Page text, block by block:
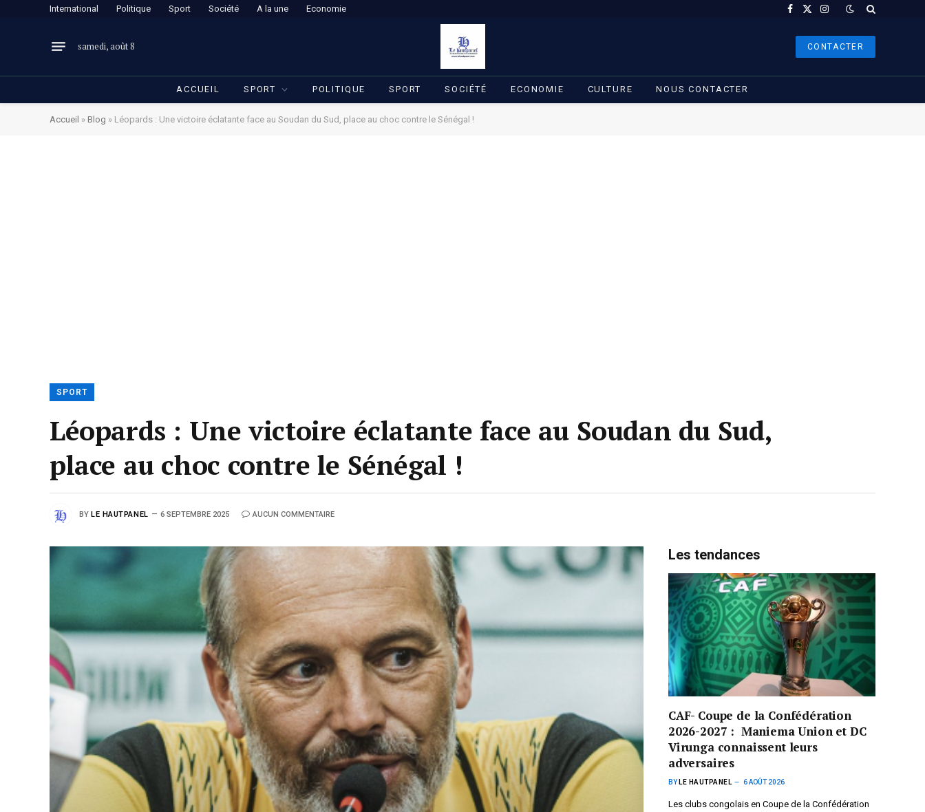
International Politique Sport Société A la une Economie Facebook
X
Instagram
samedi, août 8 CONTACTER
ACCUEIL SPORT POLITIQUE SPORT SOCIÉTÉ ECONOMIE CULTURE NOUS CONTACTER
Accueil » Blog » Léopards : Une victoire éclatante face au Soudan du Sud, place au choc contre le Sénégal !
SPORT
Léopards : Une victoire éclatante face au Soudan du Sud,
place au choc contre le Sénégal !
BY LE HAUTPANEL 6 SEPTEMBRE 2025 AUCUN COMMENTAIRE
Les tendances
CAF- Coupe de la Confédération
2026-2027 : Maniema Union et DC
Virunga connaissent leurs
adversaires
BY LE HAUTPANEL 6 AOÛT 2026
Les clubs congolais en Coupe de la Confédération